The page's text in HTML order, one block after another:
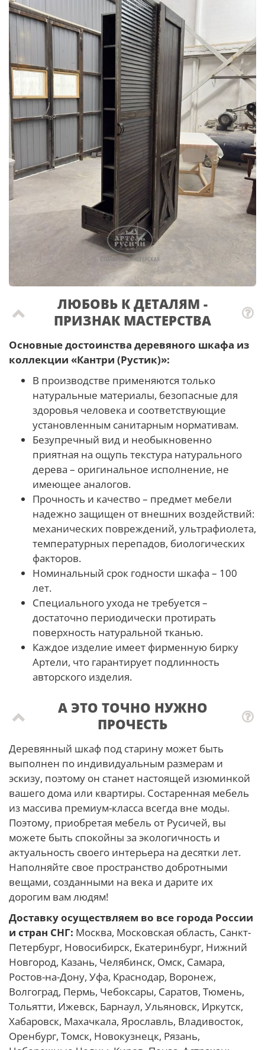
ЛЮБОВЬ К ДЕТАЛЯМ -
ПРИЗНАК МАСТЕРCТВА
Основные достоинства деревяного шкафа из
коллекции «Кантри (Рустик)»:
В производстве применяются только
натуральные материалы, безопасные для
здоровья человека и соответствующие
установленным санитарным нормативам.
Безупречный вид и необыкновенно
приятная на ощупь текстура натурального
дерева – оригинальное исполнение, не
имеющее аналогов.
Прочность и качество – предмет мебели
надежно защищен от внешних воздействий:
механических повреждений, ультрафиолета,
температурных перепадов, биологических
факторов.
Номинальный срок годности шкафа – 100
лет.
Специального ухода не требуется –
достаточно периодически протирать
поверхность натуральной тканью.
Каждое изделие имеет фирменную бирку
Артели, что гарантирует подлинность
авторского изделия.
А ЭТО ТОЧНО НУЖНО
ПРОЧЕСТЬ
Деревянный шкаф под старину может быть
выполнен по индивидуальным размерам и
эскизу, поэтому он станет настоящей изюминкой
вашего дома или квартиры. Состаренная мебель
из массива премиум-класса всегда вне моды.
Поэтому, приобретая мебель от Русичей, вы
можете быть спокойны за экологичность и
актуальность своего интерьера на десятки лет.
Наполняйте свое пространство добротными
вещами, созданными на века и дарите их
дорогим вам людям!
Доставку осуществляем во все города России
и стран СНГ: Москва, Московская область, Санкт-
Петербург, Новосибирск, Екатеринбург, Нижний
Новгород, Казань, Челябинск, Омск, Самара,
Ростов-на-Дону, Уфа, Краснодар, Воронеж,
Волгоград, Пермь, Чебоксары, Саратов, Тюмень,
Тольятти, Ижевск, Барнаул, Ульяновск, Иркутск,
Хабаровск, Махачкала, Ярославль, Владивосток,
Оренбург, Томск, Новокузнецк, Рязань,